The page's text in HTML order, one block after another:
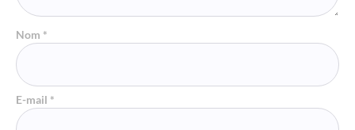
Nom *
E-mail *